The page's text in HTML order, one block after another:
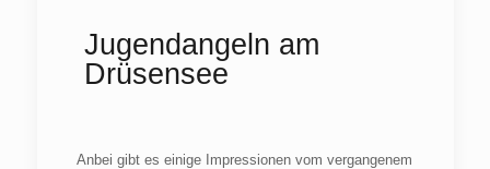
Jugendangeln am
Drüsensee
Anbei gibt es einige Impressionen vom vergangenem